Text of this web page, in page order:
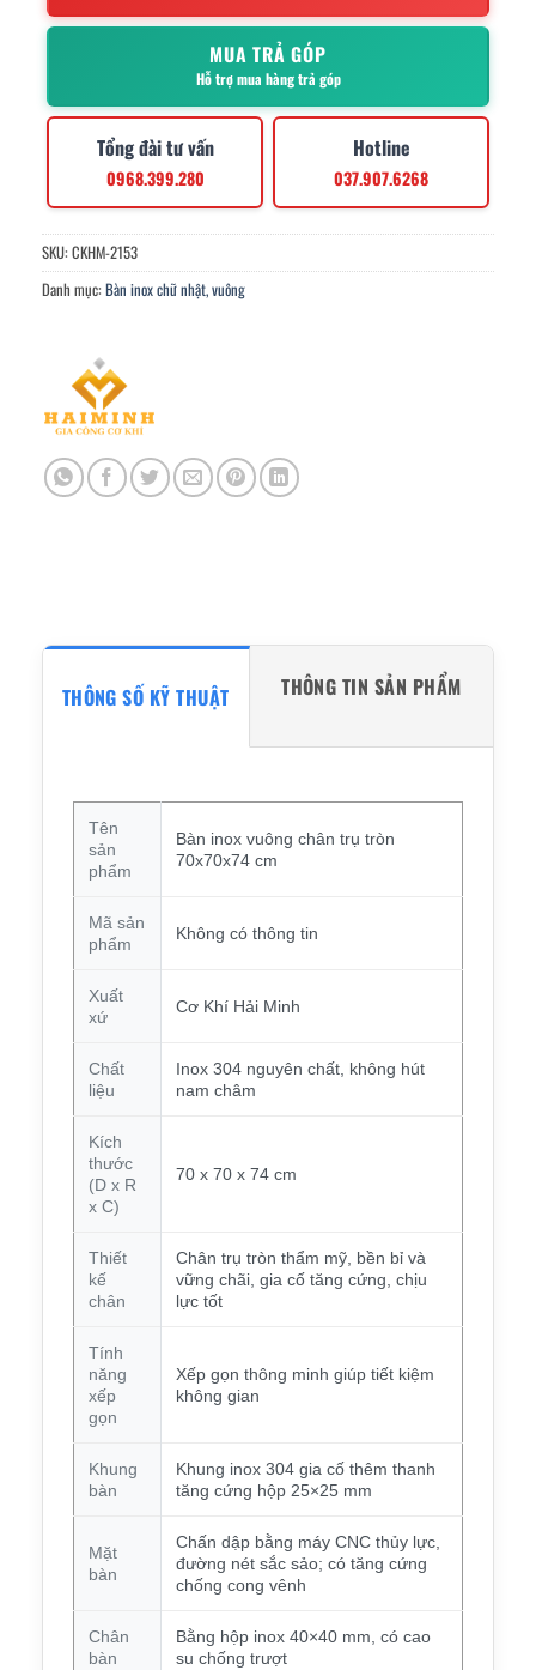
MUA TRẢ GÓP
Hỗ trợ mua hàng trả góp
Tổng đài tư vấn
0968.399.280
Hotline
037.907.6268
SKU: CKHM-2153
Danh mục: Bàn inox chữ nhật, vuông
THÔNG SỐ KỸ THUẬT THÔNG TIN SẢN PHẨM
Tên
sản
phẩm
Bàn inox vuông chân trụ tròn
70x70x74 cm
Mã sản
phẩm
Không có thông tin
Xuất
xứ
Cơ Khí Hải Minh
Chất
liệu
Inox 304 nguyên chất, không hút
nam châm
Kích
thước
(D x R
x C)
70 x 70 x 74 cm
Thiết
kế
chân
Chân trụ tròn thẩm mỹ, bền bỉ và
vững chãi, gia cố tăng cứng, chịu
lực tốt
Tính
năng
xếp
gọn
Xếp gọn thông minh giúp tiết kiệm
không gian
Khung
bàn
Khung inox 304 gia cố thêm thanh
tăng cứng hộp 25×25 mm
Mặt
bàn
Chấn dập bằng máy CNC thủy lực,
đường nét sắc sảo; có tăng cứng
chống cong vênh
Chân
bàn
Bằng hộp inox 40×40 mm, có cao
su chống trượt